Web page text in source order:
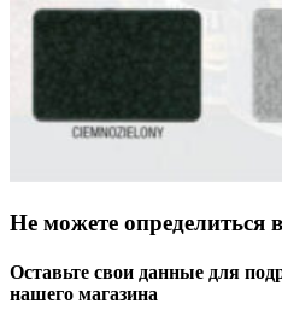
Не можете определиться
Оставьте свои данные для
нашего магазина